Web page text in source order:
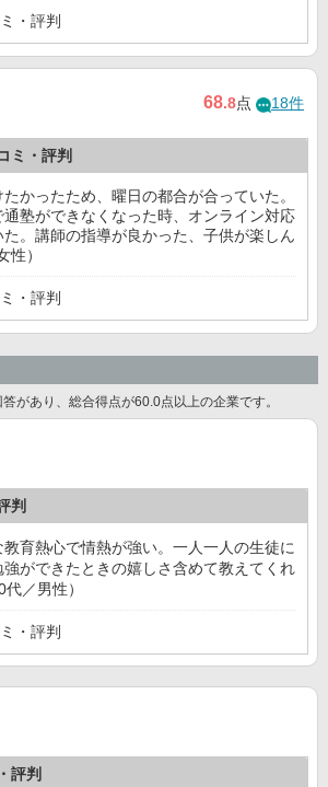
・評判
68.8点 18件
ミ・評判
かったため、曜日の都合が合っていた。
塾ができなくなった時、オンライン対応
た。講師の指導が良かった、子供が楽しん
性）
・評判
があり、総合得点が60.0点以上の企業です。
判
育熱心で情熱が強い。一人一人の生徒に
ができたときの嬉しさ含めて教えてくれ
／男性）
・評判
評判